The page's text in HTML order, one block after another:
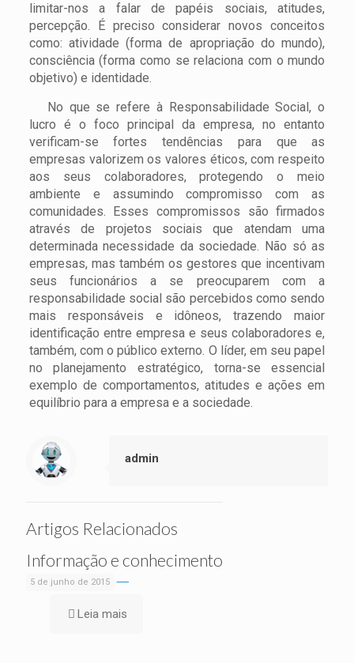
limitar-nos a falar de papéis sociais, atitudes,
percepção. É preciso considerar novos conceitos
como: atividade (forma de apropriação do mundo),
consciência (forma como se relaciona com o mundo
objetivo) e identidade.
No que se refere à Responsabilidade Social, o
lucro é o foco principal da empresa, no entanto
verificam-se fortes tendências para que as
empresas valorizem os valores éticos, com respeito
aos seus colaboradores, protegendo o meio
ambiente e assumindo compromisso com as
comunidades. Esses compromissos são firmados
através de projetos sociais que atendam uma
determinada necessidade da sociedade. Não só as
empresas, mas também os gestores que incentivam
seus funcionários a se preocuparem com a
responsabilidade social são percebidos como sendo
mais responsáveis e idôneos, trazendo maior
identificação entre empresa e seus colaboradores e,
também, com o público externo. O líder, em seu papel
no planejamento estratégico, torna-se essencial
exemplo de comportamentos, atitudes e ações em
equilíbrio para a empresa e a sociedade.
admin
Artigos Relacionados
5 de junho de 2015
Informação e conhecimento
Leia mais